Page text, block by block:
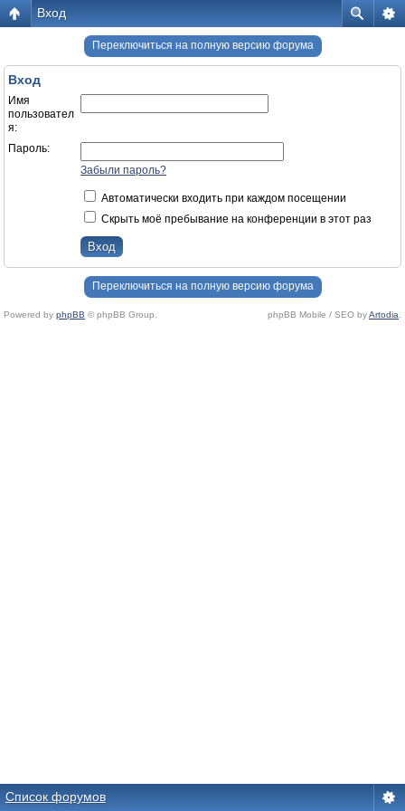
Вход
Переключиться на полную версию форума
Вход
Имя
пользовател
я:
Пароль:
Забыли пароль?
Автоматически входить при каждом посещении
Скрыть моё пребывание на конференции в этот раз
Переключиться на полную версию форума
Powered by phpBB © phpBB Group. phpBB Mobile / SEO byArtodia
Список форумов